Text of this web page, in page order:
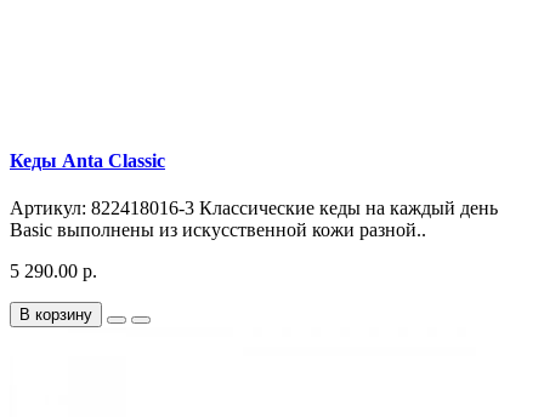
Кеды Anta Classic
Артикул: 822418016-3 Классические кеды на каждый день
Basic выполнены из искусственной кожи разной..
5 290.00 р.
В корзину